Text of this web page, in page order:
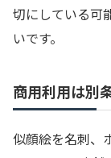
切にしている可
いです。
商用利用は別
似顔絵を名刺、